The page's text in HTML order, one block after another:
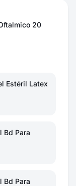
20
Estéril Latex
Bd Para
Bd Para